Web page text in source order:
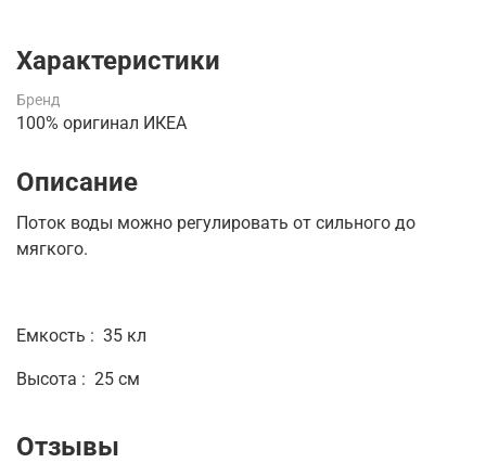
Характеристики
Бренд
100% оригинал ИКЕА
Описание
Поток воды можно регулировать от сильного до
мягкого.
Емкость : 35 кл
Высота : 25 см
Отзывы